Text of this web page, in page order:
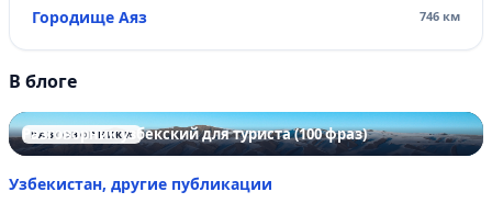
Городище Аяз 746 км
В блоге
РАЗГОВОРНИКИ
Разговорник узбекский для туриста (100 фраз)
Узбекистан, другие публикации